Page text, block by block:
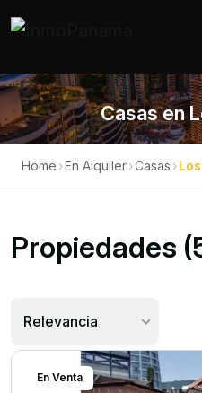
Casas en
Home ›En Alquiler›Casas ›
Propiedades
Relevancia
En Venta